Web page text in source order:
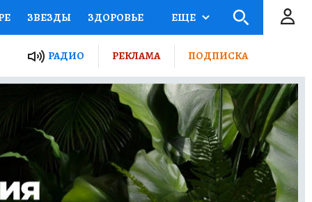
ЗВЕЗДЫ ЗДОРОВЬЕ
ПРОЕКТЫ РОССИИ
ПУТЕВОДИТЕЛЬ
ТУРИЗМ
ВСЕ О КП РАДИО КП
ЕЩЕ
РАДИО РЕКЛАМА ПОДПИСКА